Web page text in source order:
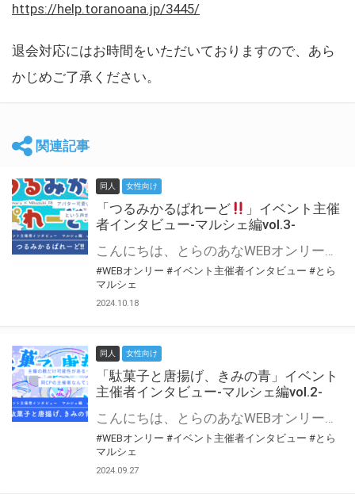
https://help.toranoana.jp/3445/
退会対応にはお時間をいただいておりますので、あら
かじめご了承ください。
関連記事
同人 女性向け
「つるみかるぱれーど
」イベント主催
者インタビュー-マルシェ編vol.3-
こんにちは、とらのあなWEBオンリー運営スタッフです。 新たにお届けする、イベント主催者インタビュー-マルシェ編-は、 とらのあなWEBオンリー「マルシェ」をご利用した主催様に 「マルシェ」を使って開催した感想や心がけをお聞きする企画です。 今回は、WEBオンリー初開催「つるみかるぱれーど
#WEBオンリー #イベント主催者インタビュー #とら
マルシェ
2024.10.18
同人 女性向け
「駄菓子と唐揚げ、きみの青」イベント
主催者インタビュー-マルシェ編vol.2-
こんにちは、とらのあなWEBオンリー運営スタッフです。 新たにお届けする、イベント主催者インタビュー-マルシェ編-は、 とらのあなWEBオンリー「マルシェ」をご利用の主催様に 「マルシェ」を使ってイベントを開催した感想や心がけをお聞きする企画です。 今回は、WEBオンリー初開催「駄菓子と唐揚げ、きみの青」より、 主催のぎこ六屋様にお話を伺いました。 協力：ぎこ六屋様／イベント公式Twitter（@krkgwks） とらのあなWEBオンリー「マルシェ」とは？ WEBオンリーでリアルタイムでコミュニケーションがとれるオンライン会場です。
#WEBオンリー #イベント主催者インタビュー #とら
マルシェ
2024.09.27